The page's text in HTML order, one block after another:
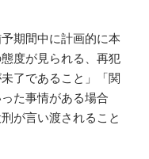
期間中に計画的に本
度が見られる、再犯
了であること」「関
た事情がある場合
が言い渡されること